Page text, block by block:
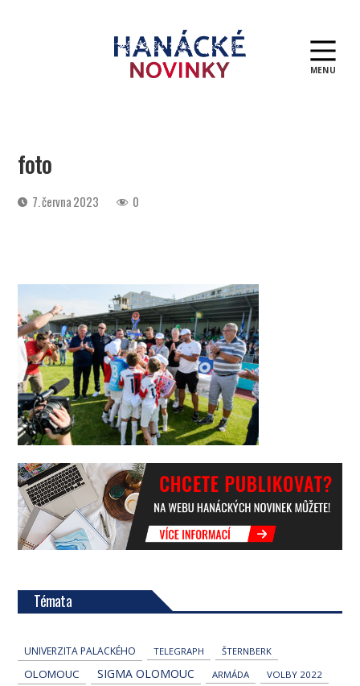
MENU
foto
Datum7. června 2023 0
Témata
UNIVERZITA PALACKÉHO TELEGRAPH ŠTERNBERK
OLOMOUC SIGMA OLOMOUC ARMÁDA VOLBY 2022